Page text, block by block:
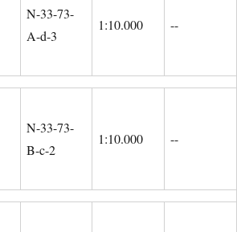
N-33-73-
A-d-3
1:10.000 --
N-33-73-
B-c-2
1:10.000 --